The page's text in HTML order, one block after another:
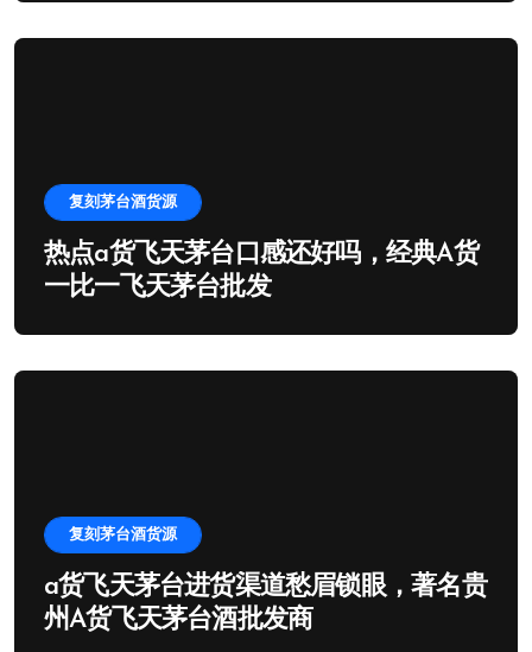
复刻茅台酒货源
热点a货飞天茅台口感还好吗，经典A货
一比一飞天茅台批发
复刻茅台酒货源
a货飞天茅台进货渠道愁眉锁眼，著名贵
州A货飞天茅台酒批发商